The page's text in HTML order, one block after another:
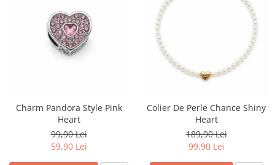
Charm Pandora Style Pink
Heart
99,90 Lei
59,90 Lei
Colier De Perle Chance Shiny
Heart
189,90 Lei
99,90 Lei